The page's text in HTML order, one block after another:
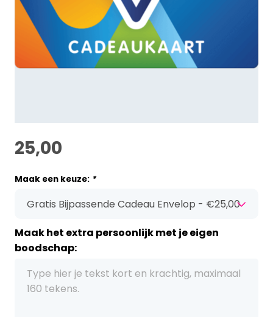
25,00
Maak een keuze: *
Maak het extra persoonlijk met je eigen
boodschap: